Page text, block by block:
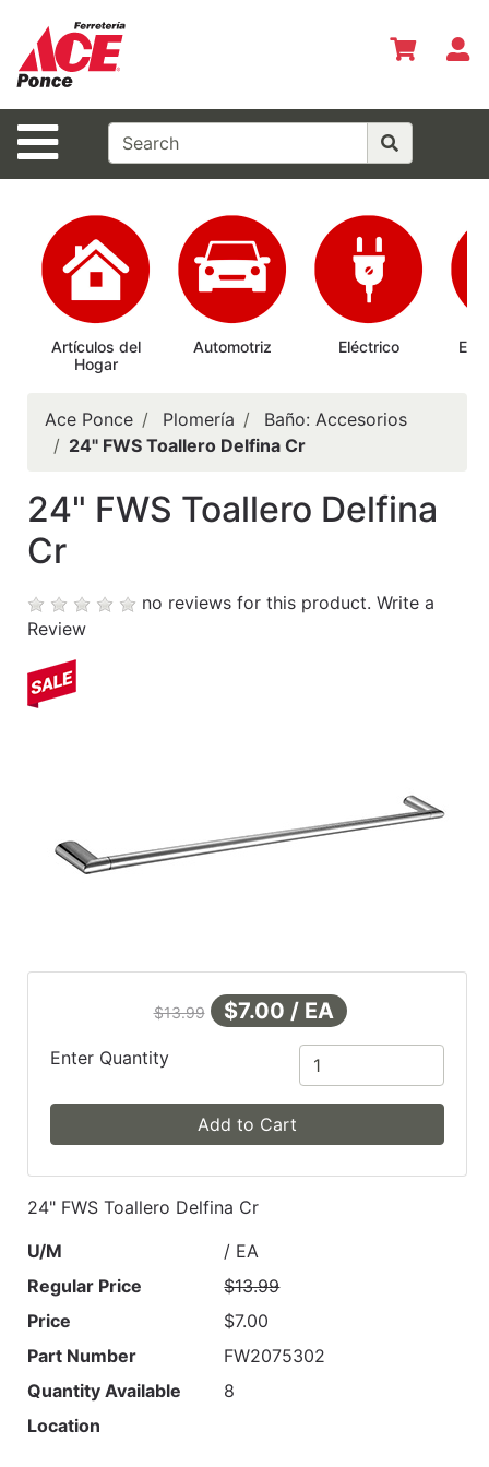
Site Navigation
Departments
Advanced
Inicio
del Mes
Shopper del
Prepárate
Casas
Ferrmax
Contáctanos
cart
Artículos del
Hogar
Automotriz Eléctrico
Ace Ponce Plomería
Baño: Accesorios
24" FWS Toallero Delfina Cr
24" FWS Toallero Delfina
Cr
no reviews for this product. Write a
Review
$13.99 $7.00 / EA
Enter Quantity
Add to Cart
24" FWS Toallero Delfina Cr
U/M
/ EA
Regular Price
$13.99
Price
$7.00
Part Number
FW2075302
Quantity Available
8
Location